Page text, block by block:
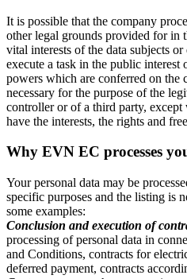
It is possible that the company
other legal grounds provided for in
vital interests of the data subjects
execute a task in the public
powers which are conferred on the
necessary for the purpose of the
controller or of a third party,
have the interests, the rights and
Why EVN EC processes
Your personal data may be
specific purposes and the listing is
some examples:
Conclusion and execution of
processing of personal data in
and Conditions, contracts for
deferred payment, contracts